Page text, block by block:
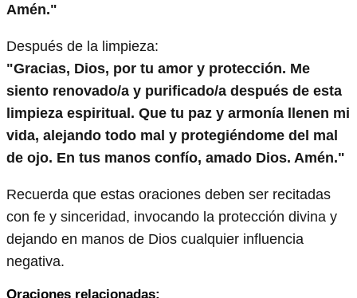
Amén."
Después de la limpieza:
"Gracias, Dios, por tu amor y protección. Me
siento renovado/a y purificado/a después de esta
limpieza espiritual. Que tu paz y armonía llenen mi
vida, alejando todo mal y protegiéndome del mal
de ojo. En tus manos confío, amado Dios. Amén."
Recuerda que estas oraciones deben ser recitadas
con fe y sinceridad, invocando la protección divina y
dejando en manos de Dios cualquier influencia
negativa.
Oraciones relacionadas: